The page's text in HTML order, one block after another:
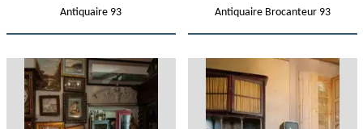
Antiquaire 93 Antiquaire Brocanteur 93